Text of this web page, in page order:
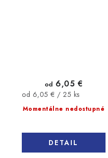
Momentálne nedostupné
od 6,05 €
Jednotková
cena:
od 6,05 € / 25 ks
DETAIL